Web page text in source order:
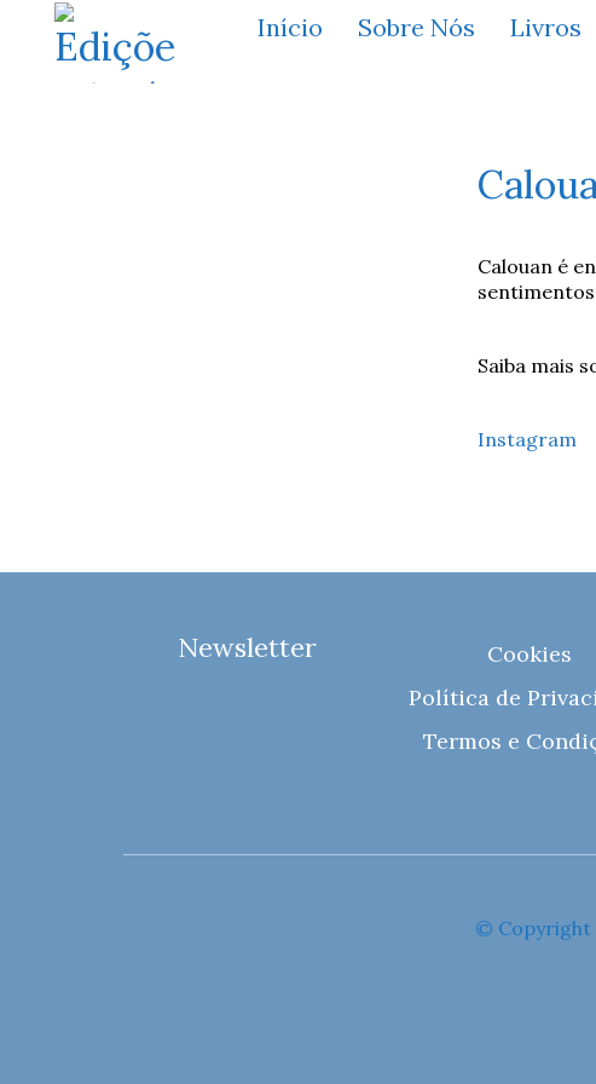
Início Sobre Nós Livros
Calouan é
Saiba mais
Instagram
Newsletter
Cookies
Política de
Termos e
© Copyright